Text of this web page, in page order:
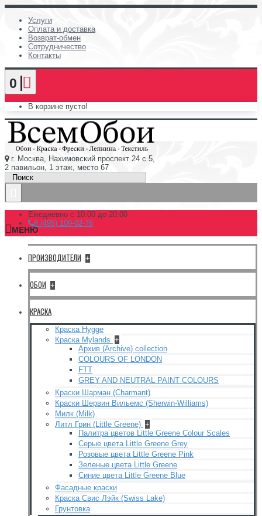
Услуги
Оплата и доставка
Возврат-обмен
Сотрудничество
Контакты
0
В корзине пусто!
г. Москва, Нахимовский проспект 24 с 5,
2 павильон, 1 этаж, место 67
Ежедневно с 10:00 до 20:00
8 (495) 109-02-76
МЕНЮ
ПРОИЗВОДИТЕЛИ +
ОБОИ +
КРАСКА
Краска Hygge
Краска Mylands +
Архив (Archive) collection
COLOURS OF LONDON
FTT
GREY AND NEUTRAL PAINT COLOURS
Краски Шарман (Charmant)
Краски Шервин Вильемс (Sherwin-Williams)
Милк (Milk)
Литл Грин (Little Greene) +
Палитра цветов Little Greene Colour Scales
Серые цвета Little Greene Grey
Розовые цвета Little Greene Pink
Зеленые цвета Little Greene
Синие цвета Little Greene Blue
Фасадные краски
Краска Свис Лэйк (Swiss Lake)
Грунтовка